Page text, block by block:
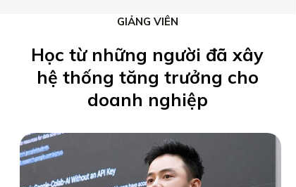
Học từ những người đã xây
hệ thống tăng trưởng cho
doanh nghiệp
GIẢNG VIÊN